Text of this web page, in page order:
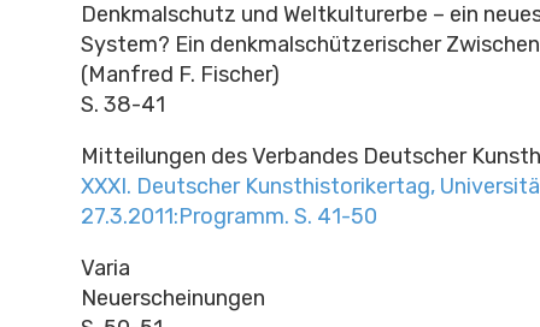
Denkmalschutz und Weltkulturerbe – ein
System? Ein denkmalschützerischer
(Manfred F. Fischer)
S. 38-41
Mitteilungen des Verbandes Deutscher
XXXI. Deutscher Kunsthistorikertag,
27.3.2011:Programm. S. 41-50
Varia
Neuerscheinungen